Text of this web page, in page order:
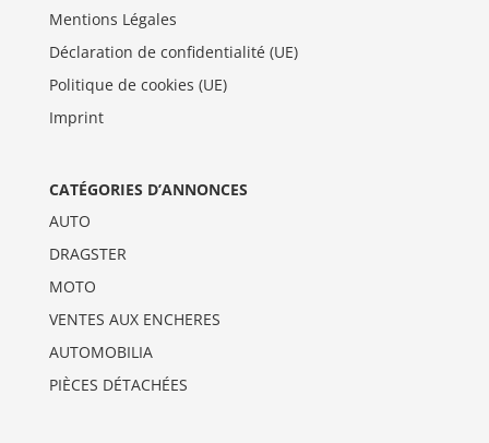
Mentions Légales
Déclaration de confidentialité (UE)
Politique de cookies (UE)
Imprint
CATÉGORIES D’ANNONCES
AUTO
DRAGSTER
MOTO
VENTES AUX ENCHERES
AUTOMOBILIA
PIÈCES DÉTACHÉES